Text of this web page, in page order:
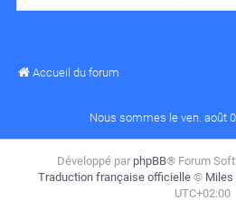
Accueil du forum
Nous sommes le ven. août
Développé par phpBB® Forum
Traduction française officielle© Miles
UTC+02:00